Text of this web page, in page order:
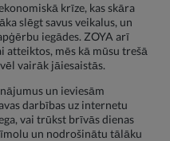
krīze, kas skāra
slēgt savus veikalus, un
iegādes. ZOYA arī
atteiktos, mēs kā mūsu trešā
vairāk jāiesaistās.
un ieviesām
darbības uz internetu
vai trūkst brīvās dienas
un nodrošinātu tālāku